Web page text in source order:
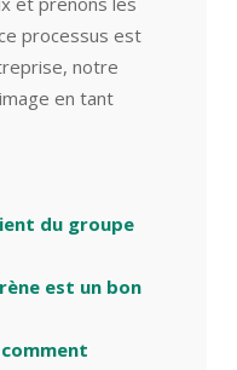
processus est
notre
en tant
du groupe
est un bon